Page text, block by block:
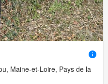
Maine-et-Loire, Pays de la